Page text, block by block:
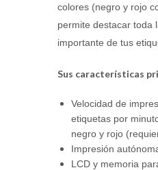
colores (negro y rojo
permite destacar toda
importante de tus
Sus características
Velocidad de
etiquetas por
negro y rojo
Impresión
LCD y memoria